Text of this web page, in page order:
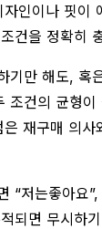
인이나 핏이
건을 정확히
기만 해도, 혹
조건의 균형
재구매 의
“저는좋아요
되면 무시하